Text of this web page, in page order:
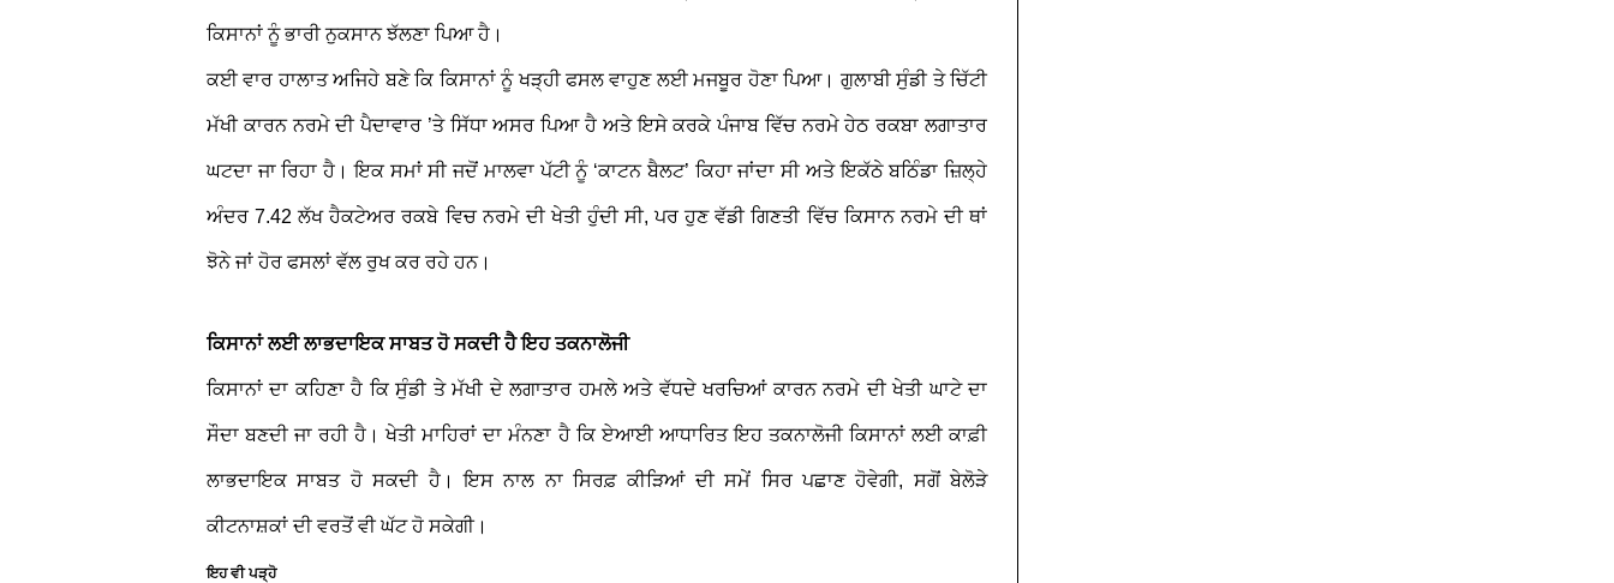
ਕਿਸਾਨਾਂ ਨੂੰ ਭਾਰੀ ਨੁਕਸਾਨ ਝੱਲਣਾ ਪਿਆ ਹੈ।
ਕਈ ਵਾਰ ਹਾਲਾਤ ਅਜਿਹੇ ਬਣੇ ਕਿ ਕਿਸਾਨਾਂ ਨੂੰ ਖੜ੍ਹੀ ਫਸਲ ਵਾਹੁਣ ਲਈ ਮਜਬੂਰ ਹੋਣਾ ਪਿਆ। ਗੁਲਾਬੀ ਸੁੰਡੀ ਤੇ ਚਿੱਟੀ
ਮੱਖੀ ਕਾਰਨ ਨਰਮੇ ਦੀ ਪੈਦਾਵਾਰ ’ਤੇ ਸਿੱਧਾ ਅਸਰ ਪਿਆ ਹੈ ਅਤੇ ਇਸੇ ਕਰਕੇ ਪੰਜਾਬ ਵਿੱਚ ਨਰਮੇ ਹੇਠ ਰਕਬਾ ਲਗਾਤਾਰ
ਘਟਦਾ ਜਾ ਰਿਹਾ ਹੈ। ਇਕ ਸਮਾਂ ਸੀ ਜਦੋਂ ਮਾਲਵਾ ਪੱਟੀ ਨੂੰ ‘ਕਾਟਨ ਬੈਲਟ’ ਕਿਹਾ ਜਾਂਦਾ ਸੀ ਅਤੇ ਇਕੱਠੇ ਬਠਿੰਡਾ ਜ਼ਿਲ੍ਹੇ
ਅੰਦਰ 7.42 ਲੱਖ ਹੈਕਟੇਅਰ ਰਕਬੇ ਵਿਚ ਨਰਮੇ ਦੀ ਖੇਤੀ ਹੁੰਦੀ ਸੀ, ਪਰ ਹੁਣ ਵੱਡੀ ਗਿਣਤੀ ਵਿੱਚ ਕਿਸਾਨ ਨਰਮੇ ਦੀ ਥਾਂ
ਝੋਨੇ ਜਾਂ ਹੋਰ ਫਸਲਾਂ ਵੱਲ ਰੁਖ ਕਰ ਰਹੇ ਹਨ।
ਕਿਸਾਨਾਂ ਲਈ ਲਾਭਦਾਇਕ ਸਾਬਤ ਹੋ ਸਕਦੀ ਹੈ ਇਹ ਤਕਨਾਲੋਜੀ
ਕਿਸਾਨਾਂ ਦਾ ਕਹਿਣਾ ਹੈ ਕਿ ਸੁੰਡੀ ਤੇ ਮੱਖੀ ਦੇ ਲਗਾਤਾਰ ਹਮਲੇ ਅਤੇ ਵੱਧਦੇ ਖਰਚਿਆਂ ਕਾਰਨ ਨਰਮੇ ਦੀ ਖੇਤੀ ਘਾਟੇ ਦਾ
ਸੌਦਾ ਬਣਦੀ ਜਾ ਰਹੀ ਹੈ। ਖੇਤੀ ਮਾਹਿਰਾਂ ਦਾ ਮੰਨਣਾ ਹੈ ਕਿ ਏਆਈ ਆਧਾਰਿਤ ਇਹ ਤਕਨਾਲੋਜੀ ਕਿਸਾਨਾਂ ਲਈ ਕਾਫ਼ੀ
ਲਾਭਦਾਇਕ ਸਾਬਤ ਹੋ ਸਕਦੀ ਹੈ। ਇਸ ਨਾਲ ਨਾ ਸਿਰਫ਼ ਕੀੜਿਆਂ ਦੀ ਸਮੇਂ ਸਿਰ ਪਛਾਣ ਹੋਵੇਗੀ, ਸਗੋਂ ਬੇਲੋੜੇ
ਕੀਟਨਾਸ਼ਕਾਂ ਦੀ ਵਰਤੋਂ ਵੀ ਘੱਟ ਹੋ ਸਕੇਗੀ।
ਇਹ ਵੀ ਪੜ੍ਹੋ